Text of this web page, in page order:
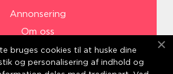
Annonsering
Om oss
Cookies
Kontakta oss
bruges cookies til at huske dine
og personalisering af indhold og